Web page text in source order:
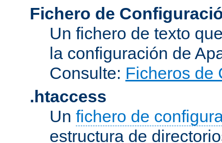
Fichero de
Un fichero de texto
la configuración de
Consulte: Ficheros de
.htaccess
Un fichero de
estructura de